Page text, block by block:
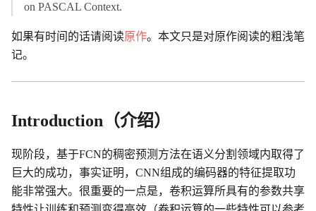
on PASCAL Context.
如果有时间的话请阅读原作。本文只是对原作阅读的粗浅笔
记。
Introduction（介绍）
现阶段，基于FCN的稠密预测方法在语义分割领域内取得了
巨大的成功，事实证明，CNN组成的编码器的特征提取功
能非常强大。很重要的一点是，卷积运算所具有的参数共享